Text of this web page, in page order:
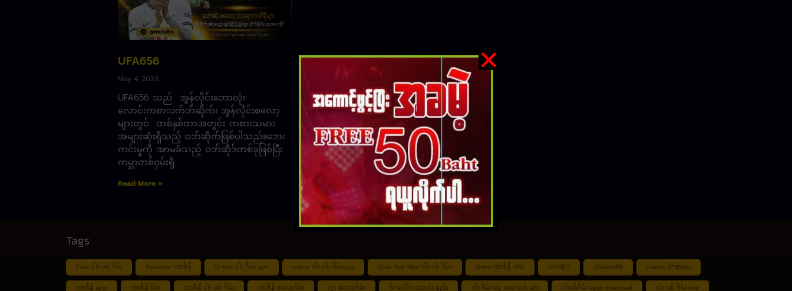
UFA656
May 4, 2023
UFA656 သည် အွန်လိုင်းဘောလုံး
လောင်းကစားဝက်ဘ်ဆိုက်၊ အွန်လိုင်းစလော့
များတွင် တစ်နှစ်တာအတွင်း ကစားသမား
အများဆုံးရှိသည့် ဝဘ်ဆိုက်ဖြစ်ပါသည်။ဘေး
ကင်းမှုကို အာမခံသည့် ဝဘ်ဆိုဒ်တစ်ခုဖြစ်ပြီး
ကမ္ဘာတစ်ဝှမ်းရှိ
Read More »
Tags
Free ငါး ပစ် ဂိမ်း Myanmar ကာစီနို Online ငါး ဂိမ်း apk online ငါး ပစ် ဂိမ်းapp Shan Koe Mee ငါး ပစ် ဂိမ်း Shwe ကာစီနို APK UFABET ufabet888 ufabet เข้าสู่ระบบ
ကာစီနို app ကာစီနို ဂိမ်း ကာစီနို ငါး ပစ် ဂိမ်း ကာစီနို စလော့ဂိမ်း ကျွဲ စလော့ဂိမ်း ဂိုး ပေါင်း လောင်း နည်း ငါး ဂိမ်း ငွေ အကောင် ဆုံး ငါးပစ်ဂိမ်း App download ငါး ပစ် ဂိမ်း link